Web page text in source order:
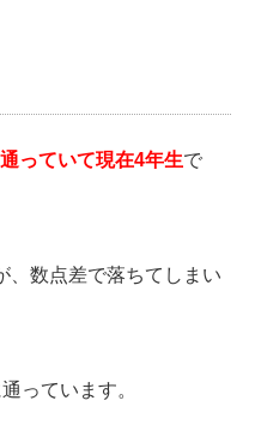
っていて現在4年生で
、数点差で落ちてしまい
っています。